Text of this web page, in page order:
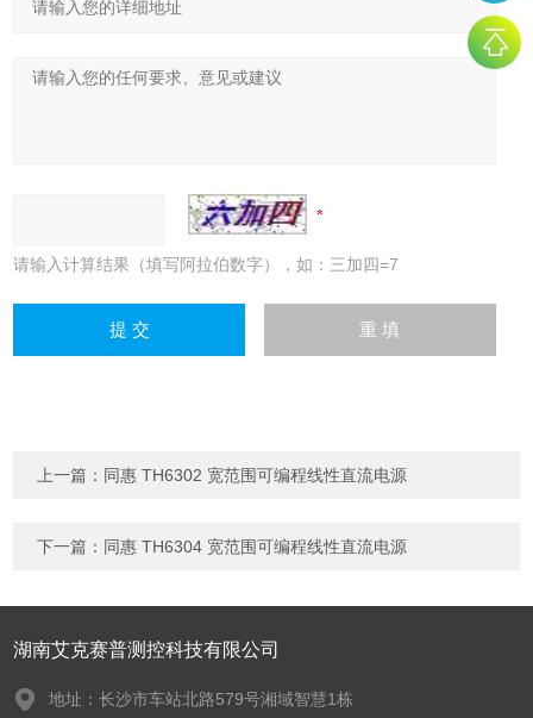
请输入计算结果（填写阿拉伯数字），如：三加四=7
上一篇： 同惠 TH6302 宽范围可编程线性直流电源
下一篇： 同惠 TH6304 宽范围可编程线性直流电源
湖南艾克赛普测控科技有限公司
地址：长沙市车站北路579号湘域智慧1栋